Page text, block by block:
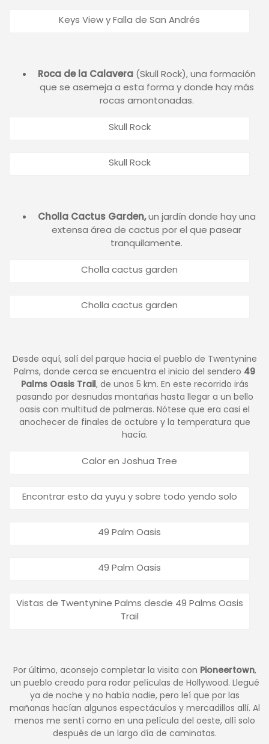
Keys View y Falla de San Andrés
Roca de la Calavera(Skull Rock), una formación
que se asemeja a esta forma y donde hay más
rocas amontonadas.
Skull Rock
Skull Rock
Cholla Cactus Garden,un jardín donde hay una
extensa área de cactus por el que pasear
tranquilamente.
Cholla cactus garden
Cholla cactus garden
Desde aquí, salí del parque hacia el pueblo de Twentynine
Palms, donde cerca se encuentra el inicio del sendero 49
Palms Oasis Trail, de unos 5 km. En este recorrido irás
pasando por desnudas montañas hasta llegar a un bello
oasis con multitud de palmeras. Nótese que era casi el
anochecer de finales de octubre y la temperatura que
hacía.
Calor en Joshua Tree
Encontrar esto da yuyu y sobre todo yendo solo
49 Palm Oasis
49 Palm Oasis
Vistas de Twentynine Palms desde 49 Palms Oasis
Trail
Por último, aconsejo completar la visita con Pioneertown,
un pueblo creado para rodar películas de Hollywood. Llegué
ya de noche y no había nadie, pero leí que por las
mañanas hacían algunos espectáculos y mercadillos allí. Al
menos me sentí como en una película del oeste, allí solo
después de un largo día de caminatas.